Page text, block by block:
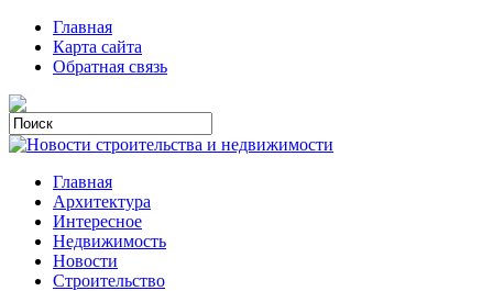
Главная
Карта сайта
Обратная связь
Главная
Архитектура
Интересное
Недвижимость
Новости
Строительство